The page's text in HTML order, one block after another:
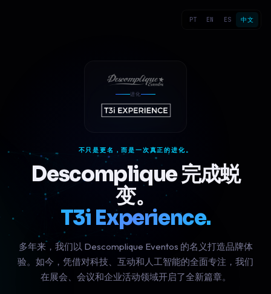
PT EN ES 中文
进化
不只是更名，而是一次真正的进化。
Descomplique 完成蜕
变。
T3i Experience.
多年来，我们以 Descomplique Eventos 的名义打造品牌体
验。如今，凭借对科技、互动和人工智能的全面专注，我们
在展会、会议和企业活动领域开启了全新篇章。